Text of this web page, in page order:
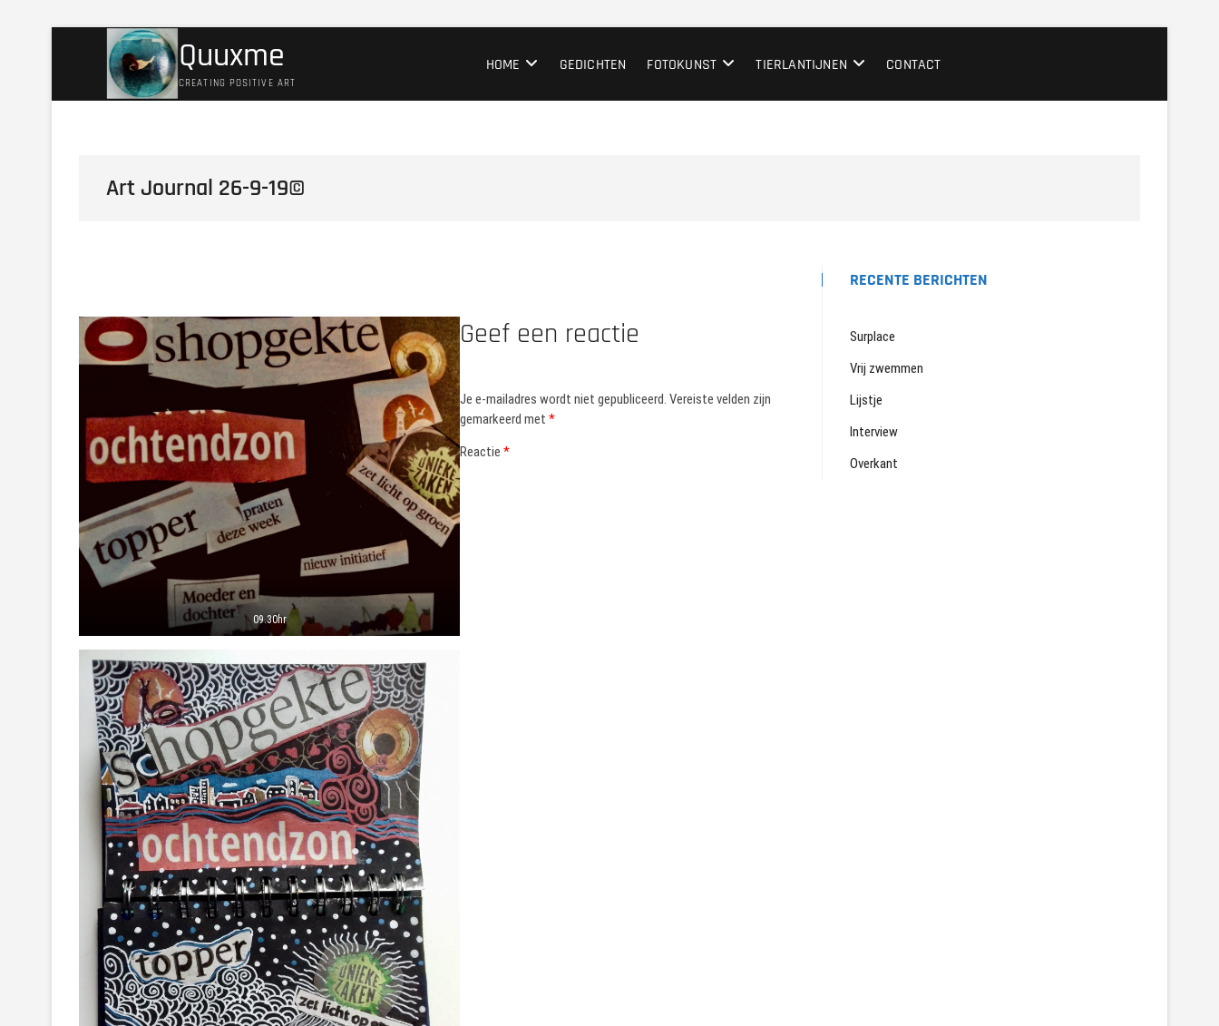
Quuxme
CREATING POSITIVE ART
HOME GEDICHTEN FOTOKUNST TIERLANTIJNEN CONTACT
Art Journal 26-9-19©
09.30hr
Geef een reactie
Je e-mailadres wordt niet gepubliceerd. Vereiste velden zijn
gemarkeerd met *
Reactie *
RECENTE BERICHTEN
Surplace
Vrij zwemmen
Lijstje
Interview
Overkant